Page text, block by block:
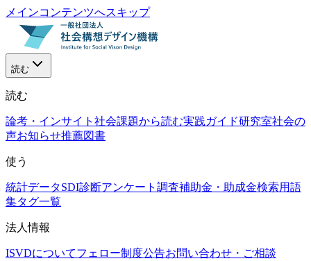
メインコンテンツへスキップ
読む
読む
論考・インサイト 社会課題から読む実践ガイド研究室社会の
声お知らせ推薦図書
使う
統計データSDI診断アンケート調査補助金・助成金検索用語
集タグ一覧
法人情報
ISVDについてフェロー制度公告お問い合わせ・ご相談